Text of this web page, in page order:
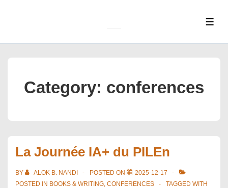
Category: conferences
La Journée IA+ du PILEn
BY ALOK B. NANDI POSTED ON
2025-12-17
POSTED IN BOOKS & WRITING, CONFERENCES
TAGGED WITH